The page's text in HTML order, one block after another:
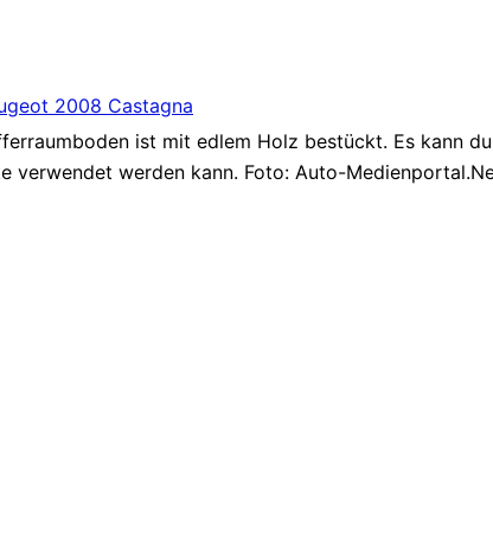
ist mit edlem Holz bestückt. Es kann
verwendet werden kann. Foto: Auto-